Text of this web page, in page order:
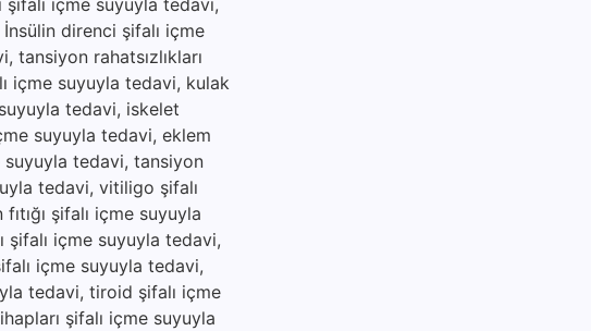
direnci şifalı içme
rahatsızlıkları
içme suyuyla tedavi, kulak
tedavi, iskelet
suyuyla tedavi, eklem
suyuyla tedavi, tansiyon
tedavi, vitiligo şifalı
şifalı içme suyuyla
şifalı içme suyuyla tedavi,
içme suyuyla tedavi,
tedavi, tiroid şifalı içme
şifalı içme suyuyla